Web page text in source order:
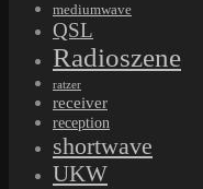
mediumwave
QSL
Radioszene
ratzer
receiver
reception
shortwave
UKW